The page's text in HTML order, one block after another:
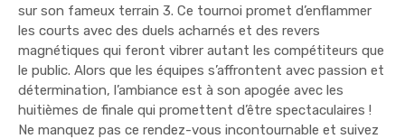
sur son fameux terrain 3. Ce tournoi promet d’enflammer
les courts avec des duels acharnés et des revers
magnétiques qui feront vibrer autant les compétiteurs que
le public. Alors que les équipes s’affrontent avec passion et
détermination, l’ambiance est à son apogée avec les
huitièmes de finale qui promettent d’être spectaculaires !
Ne manquez pas ce rendez-vous incontournable et suivez